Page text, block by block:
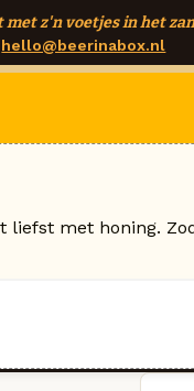
met z'n voetjes in het
hello@beerinabox.nl
liefst met honing.